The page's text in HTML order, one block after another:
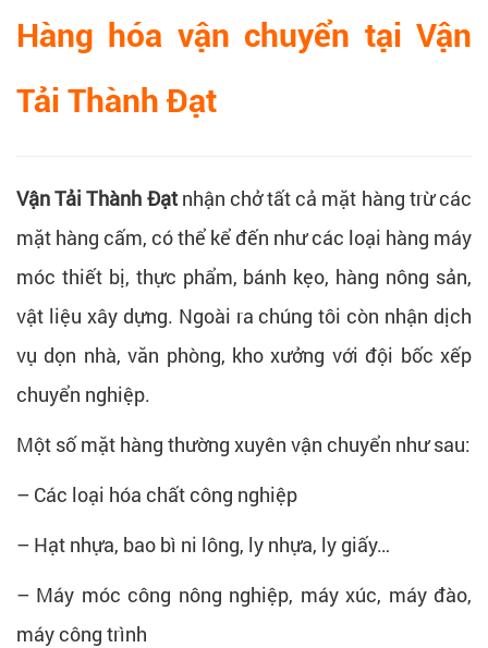
Hàng hóa vận chuyển tại Vận
Tải Thành Đạt
Vận Tải Thành Đạtnhận chở tất cả mặt hàng trừ các
mặt hàng cấm, có thể kể đến như các loại hàng máy
móc thiết bị, thực phẩm, bánh kẹo, hàng nông sản,
vật liệu xây dựng. Ngoài ra chúng tôi còn nhận dịch
vụ dọn nhà, văn phòng, kho xưởng với đội bốc xếp
chuyển nghiệp.
Một số mặt hàng thường xuyên vận chuyển như sau:
– Các loại hóa chất công nghiệp
– Hạt nhựa, bao bì ni lông, ly nhựa, ly giấy…
– Máy móc công nông nghiệp, máy xúc, máy đào,
máy công trình